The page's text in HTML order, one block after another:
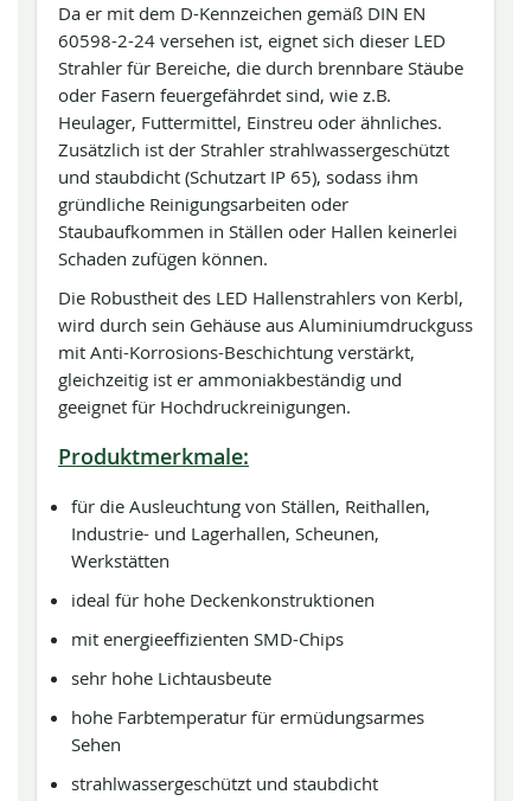
Da er mit dem D-Kennzeichen gemäß DIN EN
60598-2-24 versehen ist, eignet sich dieser LED
Strahler für Bereiche, die durch brennbare Stäube
oder Fasern feuergefährdet sind, wie z.B.
Heulager, Futtermittel, Einstreu oder ähnliches.
Zusätzlich ist der Strahler strahlwassergeschützt
und staubdicht (Schutzart IP 65), sodass ihm
gründliche Reinigungsarbeiten oder
Staubaufkommen in Ställen oder Hallen keinerlei
Schaden zufügen können.
Die Robustheit des LED Hallenstrahlers von Kerbl,
wird durch sein Gehäuse aus Aluminiumdruckguss
mit Anti-Korrosions-Beschichtung verstärkt,
gleichzeitig ist er ammoniakbeständig und
geeignet für Hochdruckreinigungen.
Produktmerkmale:
für die Ausleuchtung von Ställen, Reithallen,
Industrie- und Lagerhallen, Scheunen,
Werkstätten
ideal für hohe Deckenkonstruktionen
mit energieeffizienten SMD-Chips
sehr hohe Lichtausbeute
hohe Farbtemperatur für ermüdungsarmes
Sehen
strahlwassergeschützt und staubdicht